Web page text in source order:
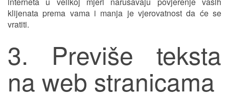
klijenata prema vama i manja je vjerovatnost da će se
vratiti.
3. Previše teksta
na web stranicama